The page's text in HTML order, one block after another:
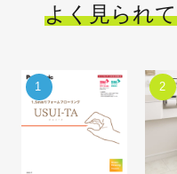
よく見られ